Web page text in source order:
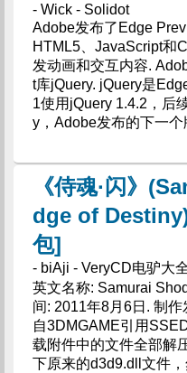
- Wick - Solidot
Adobe发布了Edge
HTML5、JavaScript和
发动画和交互内容.
t库jQuery. jQuery是
1使用jQuery 1.4.2，后
y，Adobe发布的下一
《侍魂·闪》
dge of
包]
- biAji - VeryCD电驴大
英文名称: Samurai
间: 2011年8月6日. 制
自3DMGAME引用
载附件中的文件全部解
下原来的d3d9.dll文件